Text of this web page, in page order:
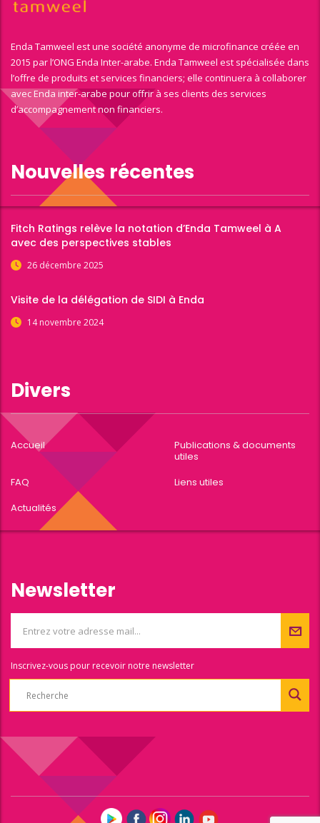
Enda Tamweel est une société anonyme de microfinance créée en
2015 par l’ONG Enda Inter-arabe. Enda Tamweel est spécialisée dans
l’offre de produits et services financiers; elle continuera à collaborer
avec Enda inter-arabe pour offrir à ses clients des services
d’accompagnement non financiers.
Nouvelles récentes
Fitch Ratings relève la notation d’Enda Tamweel à A
avec des perspectives stables
26 décembre 2025
Visite de la délégation de SIDI à Enda
14 novembre 2024
Divers
Accueil
Publications & documents
utiles
FAQ
Liens utiles
Actualités
Newsletter
Inscrivez-vous pour recevoir notre newsletter